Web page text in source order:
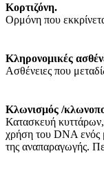
Kορτιζόνη.
Ορμόνη που
Κληρονομικές
Ασθένειες που
Κλωνισμός /
Κατασκευή
χρήση του DNA ενός
της αναπαραγωγής.